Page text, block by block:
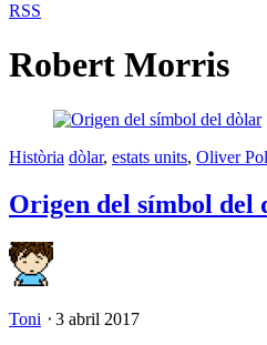
RSS
Robert Morris
Història dòlar, estats units, Oliver
Origen del símbol del
Toni ⋅ 3 abril 2017